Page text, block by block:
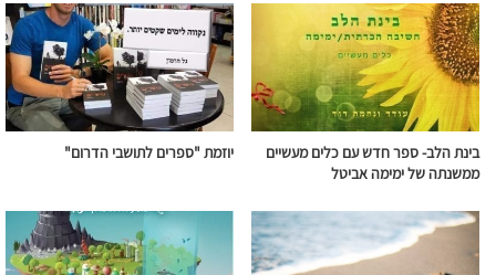
בינת הלב- ספר חדש עם כלים מעשיים
ממשנתה של ימימה אביטל
יוזמת "ספרים לתושבי הדרום"